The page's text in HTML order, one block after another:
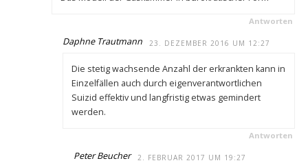
Antworten
Daphne Trautmann 23. DEZEMBER 2016 UM 12:27
Die stetig wachsende Anzahl der erkrankten kann in
Einzelfällen auch durch eigenverantwortlichen
Suizid effektiv und langfristig etwas gemindert
werden.
Antworten
Peter Beucher 2. FEBRUAR 2017 UM 19:27